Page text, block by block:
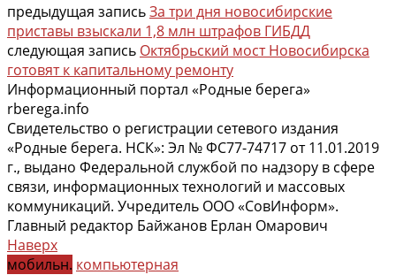
предыдущая записьЗа три дня новосибирские
приставы взыскали 1,8 млн штрафов ГИБДД
следующая запись Октябрьский мост Новосибирска
готовят к капитальному ремонту
Информационный портал «Родные берега»
rberega.info
Свидетельство о регистрации сетевого издания
«Родные берега. НСК»: Эл № ФС77-74717 от 11.01.2019
г., выдано Федеральной службой по надзору в сфере
связи, информационных технологий и массовых
коммуникаций. Учредитель ООО «СовИнформ».
Главный редактор Байжанов Ерлан Омарович
Наверх
мобильн. компьютерная